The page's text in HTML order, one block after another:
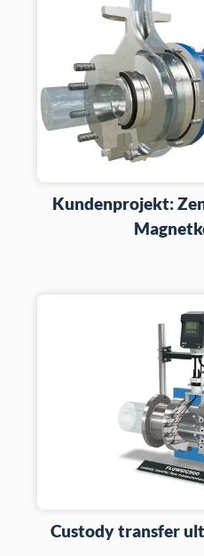
Kundenprojekt:
Custody transfer